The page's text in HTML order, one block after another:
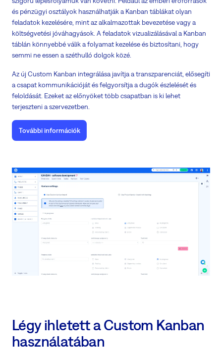
és pénzügyi osztályok használhatják a Kanban táblákat olyan
feladatok kezelésére, mint az alkalmazottak bevezetése vagy a
költségvetési jóváhagyások. A feladatok vizualizálásával a Kanban
táblán könnyebbé válik a folyamat kezelése és biztosítani, hogy
semmi ne essen a széthulló dolgok közé.
Az új Custom Kanban integrálása javítja a transzparenciát, elősegíti
a csapat kommunikációját és felgyorsítja a dugók észlelését és
feloldását. Ezeket az előnyöket több csapatban is ki lehet
terjeszteni a szervezetben.
További információk
Légy ihletett a Custom Kanban
használatában